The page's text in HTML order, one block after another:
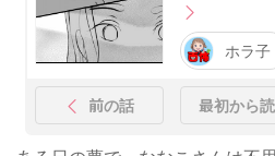
ホラ子
前の話 最初から